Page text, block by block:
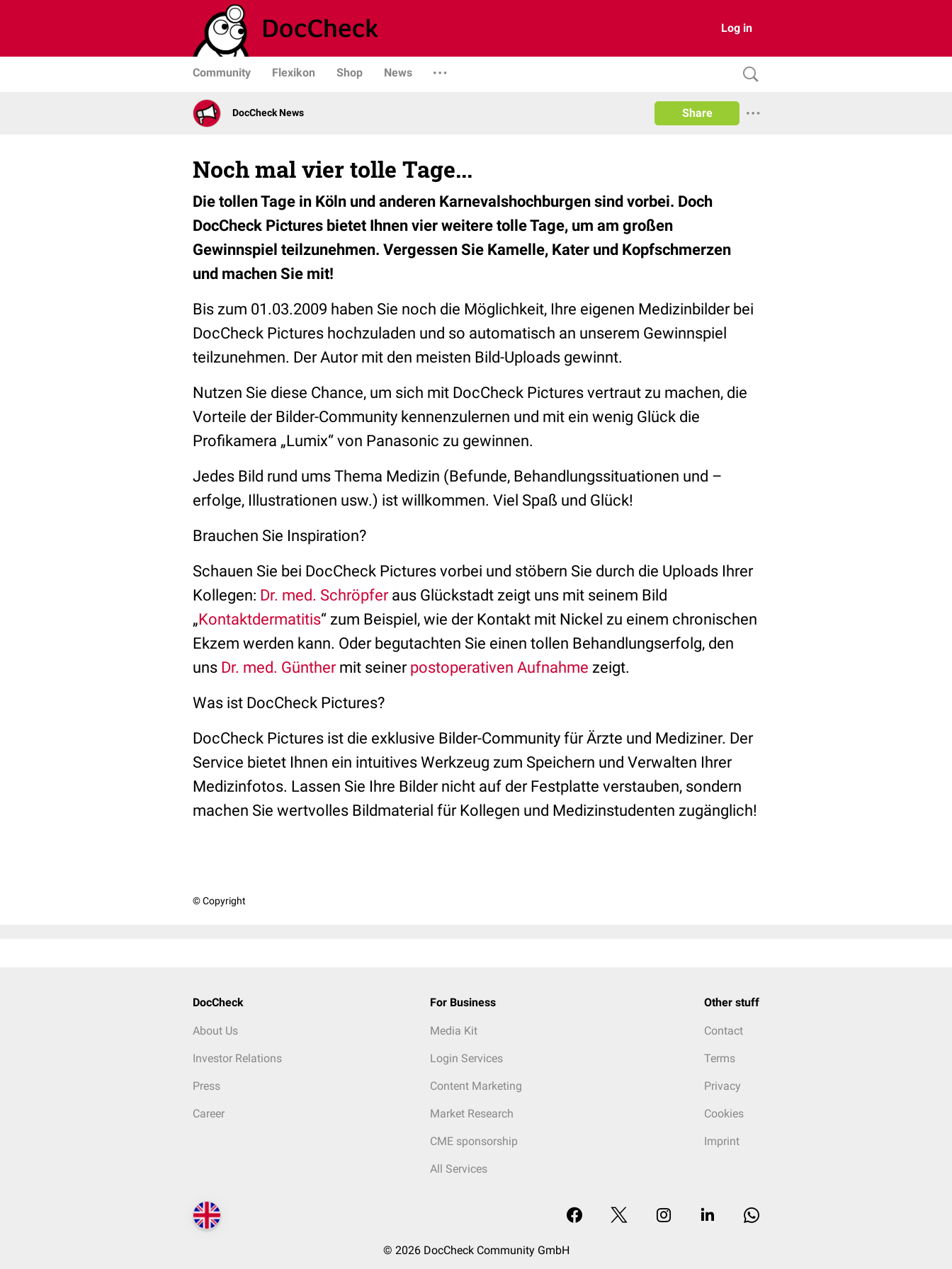
Log in
Community Flexikon Shop News
DocCheck News Share
Noch mal vier tolle Tage...
Die tollen Tage in Köln und anderen Karnevalshochburgen sind vorbei. Doch
DocCheck Pictures bietet Ihnen vier weitere tolle Tage, um am großen
Gewinnspiel teilzunehmen. Vergessen Sie Kamelle, Kater und Kopfschmerzen
und machen Sie mit!
Bis zum 01.03.2009 haben Sie noch die Möglichkeit, Ihre eigenen Medizinbilder bei
DocCheck Pictures hochzuladen und so automatisch an unserem Gewinnspiel
teilzunehmen. Der Autor mit den meisten Bild-Uploads gewinnt.
Nutzen Sie diese Chance, um sich mit DocCheck Pictures vertraut zu machen, die
Vorteile der Bilder-Community kennenzulernen und mit ein wenig Glück die
Profikamera „Lumix“ von Panasonic zu gewinnen.
Jedes Bild rund ums Thema Medizin (Befunde, Behandlungssituationen und –
erfolge, Illustrationen usw.) ist willkommen. Viel Spaß und Glück!
Brauchen Sie Inspiration?
Schauen Sie bei DocCheck Pictures vorbei und stöbern Sie durch die Uploads Ihrer
Kollegen: Dr. med. Schröpferaus Glückstadt zeigt uns mit seinem Bild
„Kontaktdermatitis“ zum Beispiel, wie der Kontakt mit Nickel zu einem chronischen
Ekzem werden kann. Oder begutachten Sie einen tollen Behandlungserfolg, den
uns Dr. med. Günthermit seiner postoperativen Aufnahme zeigt.
Was ist DocCheck Pictures?
DocCheck Pictures ist die exklusive Bilder-Community für Ärzte und Mediziner. Der
Service bietet Ihnen ein intuitives Werkzeug zum Speichern und Verwalten Ihrer
Medizinfotos. Lassen Sie Ihre Bilder nicht auf der Festplatte verstauben, sondern
machen Sie wertvolles Bildmaterial für Kollegen und Medizinstudenten zugänglich!
© Copyright
DocCheck
About Us
Investor Relations
Press
Career
For Business
Media Kit
Login Services
Content Marketing
Market Research
CME sponsorship
All Services
Other stuff
Contact
Terms
Privacy
Cookies
Imprint
© 2026 DocCheck Community GmbH